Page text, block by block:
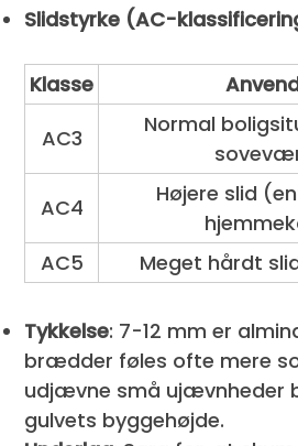
Slidstyrke (AC-
Klasse
AC3
Normal
AC4
Højere slid
AC5
Meget hårdt
Tykkelse: 7-12 mm er
brædder føles ofte mere
udjævne små ujævnheder
gulvets byggehøjde.